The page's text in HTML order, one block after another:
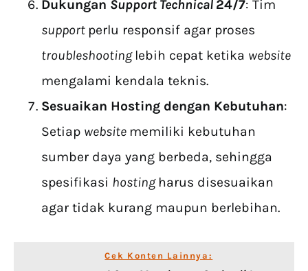
Dukungan Support Technical 24/7: Tim
support perlu responsif agar proses
troubleshooting lebih cepat ketika website
mengalami kendala teknis.
Sesuaikan Hosting dengan Kebutuhan:
Setiap website memiliki kebutuhan
sumber daya yang berbeda, sehingga
spesifikasi hosting harus disesuaikan
agar tidak kurang maupun berlebihan.
Cek Konten Lainnya: